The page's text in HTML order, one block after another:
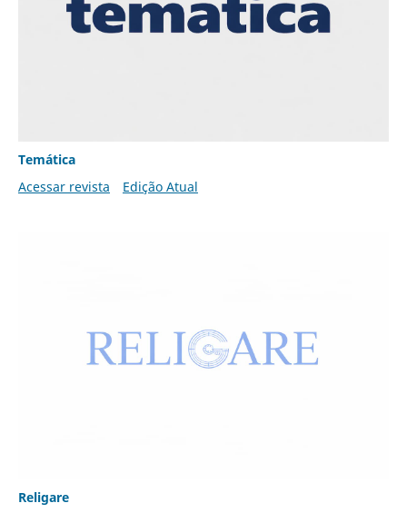
Temática
Acessar revista
Edição Atual
Religare